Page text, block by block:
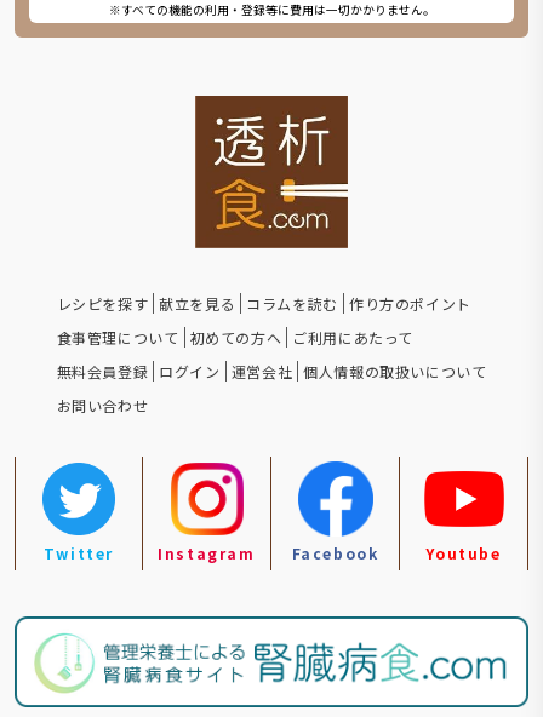
※すべての機能の利用・登録等に費用は一切かかりません。
レシピを探す 献立を見る コラムを読む
作り方のポイント
食事管理について
初めての方へ
ご利用にあたって
無料会員登録 ログイン 運営会社 個人情報の取扱いについて
お問い合わせ
Twitter Instagram Facebook Youtube